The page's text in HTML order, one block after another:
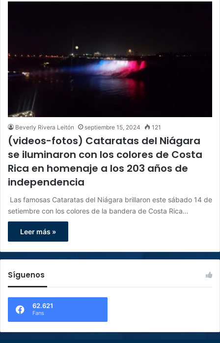
Beverly Rivera Leitón septiembre 15, 2024 121
(videos-fotos) Cataratas del Niágara
se iluminaron con los colores de Costa
Rica en homenaje a los 203 años de
independencia
Las famosas Cataratas del Niágara brillaron este sábado 14 de
setiembre con los colores de la bandera de Costa Rica…
Leer más »
Síguenos
62.621
Fans